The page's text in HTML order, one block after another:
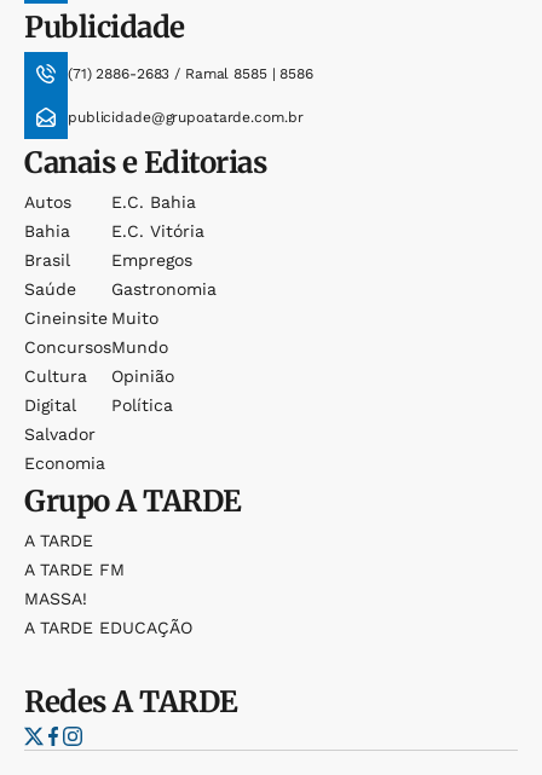
Publicidade
(71) 2886-2683 / Ramal 8585 | 8586
publicidade@grupoatarde.com.br
Canais e Editorias
Autos
Bahia
Brasil
Saúde
Cineinsite
Concursos
Cultura
Digital
Salvador
Economia
E.c. Bahia
E.c. Vitória
Empregos
Gastronomia
Muito
Mundo
Opinião
Política
GrupoA TARDE
A TARDE
A TARDE FM
MASSA!
A TARDE EDUCAÇÃO
RedesA TARDE